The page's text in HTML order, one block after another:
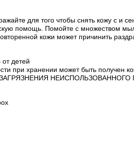
для того чтобы снять кожу с и
помощь. Помойте с множеством
кожи может причинить
детей
при хранении может быть получен
НЕИСПОЛЬЗОВАННОГО